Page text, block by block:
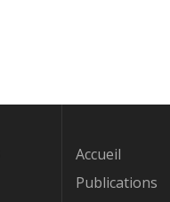
Accueil
Publications